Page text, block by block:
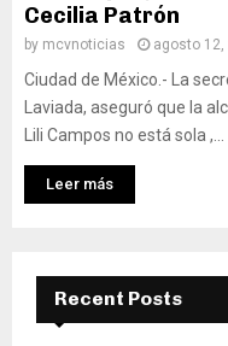
Cecilia Patrón
by mcvnoticias agosto 12,
Ciudad de México.- La
Laviada, aseguró que la
Lili Campos no está sola ,...
Leer más
Recent Posts